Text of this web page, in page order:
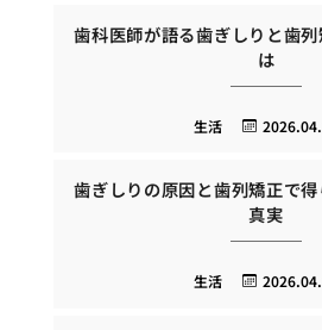
歯科医師が語る歯ぎしりと歯
は
生活
歯ぎしりの原因と歯列矯正で
真実
生活